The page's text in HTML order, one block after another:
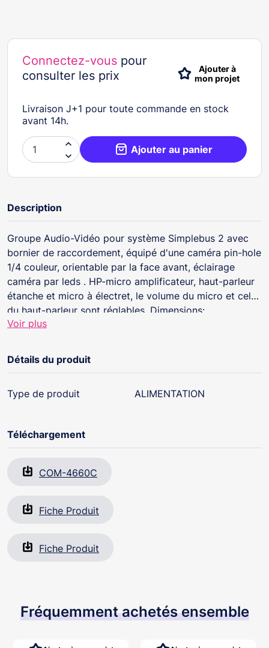
Connectez-vous pour
consulter les prix
Ajouter à
mon projet
Livraison J+1 pour toute commande en stock
avant 14h.

 Ajouter au panier
Description
Groupe Audio-Vidéo pour système Simplebus 2 avec
bornier de raccordement, équipé d'une caméra pin-hole
1/4 couleur, orientable par la face avant, éclairage
caméra par leds . HP-micro amplificateur, haut-parleur
étanche et micro à électret, le volume du micro et celui
du haut-parleur sont réglables. Dimensions:
102x55x35mm.
Voir plus
Détails du produit
Type de produit ALIMENTATION
Téléchargement
COM-4660C
Fiche Produit
Fiche Produit
Fréquemment achetés ensemble